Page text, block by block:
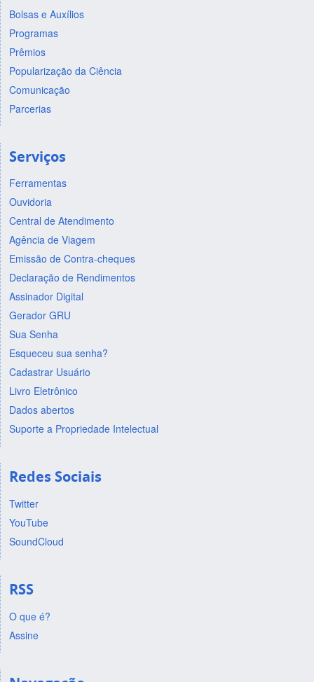
Bolsas e Auxílios
Programas
Prêmios
Popularização da Ciência
Comunicação
Parcerias
Serviços
Ferramentas
Ouvidoria
Central de Atendimento
Agência de Viagem
Emissão de Contra-cheques
Declaração de Rendimentos
Assinador Digital
Gerador GRU
Sua Senha
Esqueceu sua senha?
Cadastrar Usuário
Livro Eletrônico
Dados abertos
Suporte a Propriedade Intelectual
Redes Sociais
Twitter
YouTube
SoundCloud
RSS
O que é?
Assine